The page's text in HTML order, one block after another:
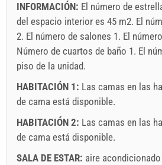
INFORMACIÓN: El número de
del espacio interior es 45 m2. El
2. El número de salones 1. El
Número de cuartos de baño 1. El
piso de la unidad.
HABITACIÓN 1: Las camas en las
de cama está disponible.
HABITACIÓN 2: Las camas en las
de cama está disponible.
SALA DE ESTAR: aire